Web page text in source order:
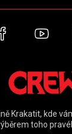
stránky
Facebook
Krakatit, kde
toho